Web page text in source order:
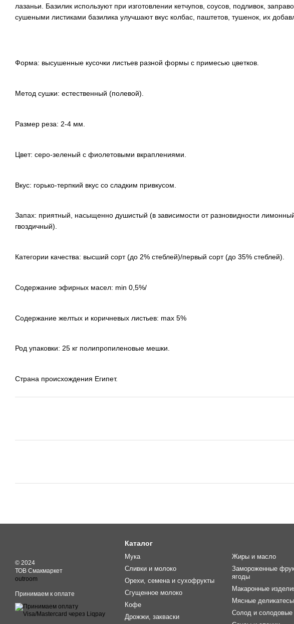
лазаньи. Базилик используют при изготовлении кетчупов, соусов, подливок,
сушеными листиками базилика улучшают вкус колбас, паштетов, тушенок, их
Форма: высушенные кусочки листьев разной формы с примесью цветков.
Метод сушки: естественный (полевой).
Размер реза: 2-4 мм.
Цвет: серо-зеленый с фиолетовыми вкраплениями.
Вкус: горько-терпкий вкус со сладким привкусом.
Запах: приятный, насыщенно душистый (в зависимости от разновидности
гвоздичный).
Категории качества: высший сорт (до 2% стеблей)/первый сорт (до 35% стеблей).
Содержание эфирных масел: min 0,5%/
Содержание желтых и коричневых листьев: max 5%
Род упаковки: 25 кг полипропиленовые мешки.
Страна происхождения Египет.
© 2024
ТОВ Смакмаркет
outroom
Принимаем к оплате
Каталог
Мука
Сливки и молоко
Орехи, семена и сухофрукты
Сгущенное молоко
Кофе
Дрожжи, закваски
Жиры и масло
Замороженные
ягоды
Макаронные
Мясные деликатесы
Солод и солодовые